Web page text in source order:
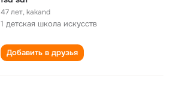
47 лет,kakand
1 детская школа искусств
Добавить в друзья